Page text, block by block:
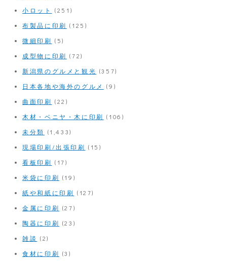
小ロット
(251)
布製品に印刷 (125)
微細印刷 (5)
成型物に印刷 (72)
新潟県のグルメと観光 (357)
日本各地や海外のグルメ
(9)
曲面印刷 (22)
木材・ベニヤ・木に印刷 (106)
未分類 (1,433)
現場印刷/出張印刷 (15)
看板印刷 (17)
米袋に印刷 (19)
紙や和紙に印刷 (127)
金属に印刷 (27)
陶器に印刷 (23)
雑談 (2)
食材に印刷 (3)